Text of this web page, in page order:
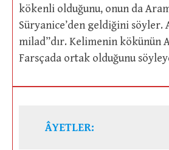
kökenli olduğunu, onun da
Süryanice’den geldiğini söyler.
milad”dır. Kelimenin kökünün
Farsçada ortak olduğunu
ÂYETLER: